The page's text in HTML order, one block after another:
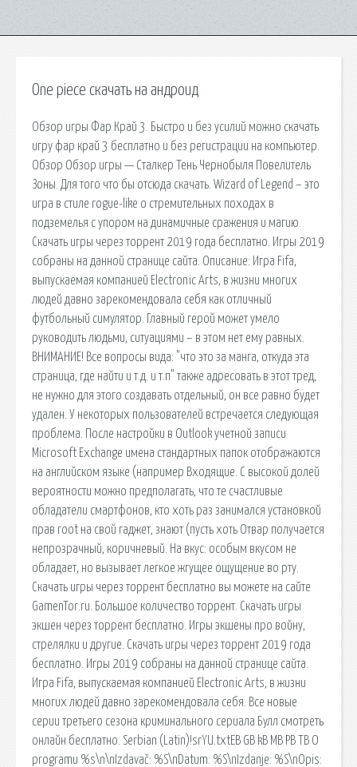
One piece скачать на андроид
Обзор игры Фар Край 3. Быстро и без усилий можно скачать
игру фар край 3 бесплатно и без регистрации на компьютер.
Обзор Обзор игры — Сталкер Тень Чернобыля Повелитель
Зоны. Для того что бы отсюда скачать. Wizard of Legend – это
игра в стиле rogue-like о стремительных походах в
подземелья с упором на динамичные сражения и магию.
Скачать игры через торрент 2019 года бесплатно. Игры 2019
собраны на данной странице сайта. Описание: Игра Fifa,
выпускаемая компанией Electronic Arts, в жизни многих
людей давно зарекомендовала себя как отличный
футбольный симулятор. Главный герой может умело
руководить людьми, ситуациями – в этом нет ему равных.
ВНИМАНИЕ! Все вопросы вида: "что это за манга, откуда эта
страница, где найти и т.д. и т.п" также адресовать в этот тред,
не нужно для этого создавать отдельный, он все равно будет
удален. У некоторых пользователей встречается следующая
проблема. После настройки в Outlook учетной записи
Microsoft Exchange имена стандартных папок отображаются
на английском языке (например Входящие. С высокой долей
вероятности можно предполагать, что те счастливые
обладатели смартфонов, кто хоть раз занимался установкой
прав root на свой гаджет, знают (пусть хоть Отвар получается
непрозрачный, коричневый. На вкус: особым вкусом не
обладает, но вызывает легкое жгущее ощущение во рту.
Скачать игры через торрент бесплатно вы можете на сайте
GamenTor.ru. Большое количество торрент. Скачать игры
экшен через торрент бесплатно. Игры экшены про войну,
стрелялки и другие. Скачать игры через торрент 2019 года
бесплатно. Игры 2019 собраны на данной странице сайта.
Игра Fifa, выпускаемая компанией Electronic Arts, в жизни
многих людей давно зарекомендовала себя. Все новые
серии третьего сезона криминального сериала Булл смотреть
онлайн бесплатно. Serbian (Latin)!srYU.txtEB GB kB MB PB TB O
programu %s\n\nIzdavač: %S\nDatum: %S\nIzdanje: %S\nOpis: